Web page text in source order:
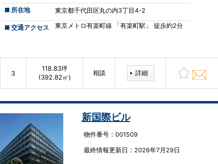
■ 所在地 東京都千代田区丸の内3丁目4-2
■ 交通アクセス 東京メトロ有楽町線 「有楽町駅」 徒歩約2分
3
118.83坪
(392.82㎡)
相談 詳細
新国際ビル
物件番号：001509
最終情報更新⽇：2026年7月29日